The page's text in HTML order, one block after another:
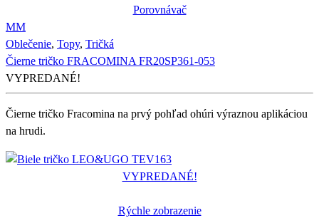
Porovnávač
MM
Oblečenie, Topy, Tričká
Čierne tričko FRACOMINA FR20SP361-053
VYPREDANÉ!
Čierne tričko Fracomina na prvý pohľad ohúri výraznou aplikáciou
na hrudi.
VYPREDANÉ!
Rýchle zobrazenie